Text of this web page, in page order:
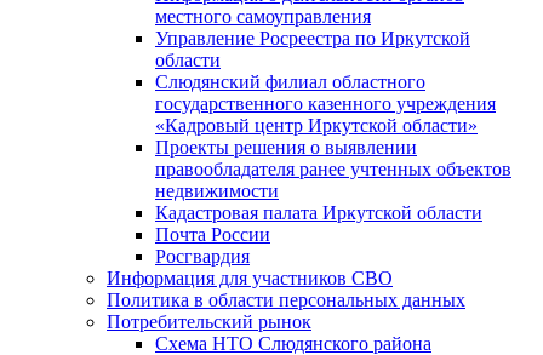
местного самоуправления
Управление Росреестра по Иркутской
области
Слюдянский филиал областного
государственного казенного учреждения
«Кадровый центр Иркутской области»
Проекты решения о выявлении
правообладателя ранее учтенных объектов
недвижимости
Кадастровая палата Иркутской области
Почта России
Росгвардия
Информация для участников СВО
Политика в области персональных данных
Потребительский рынок
Схема НТО Слюдянского района